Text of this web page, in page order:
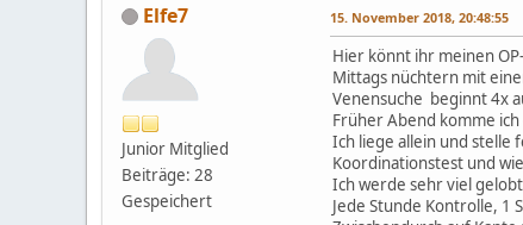
Elfe7
Junior Mitglied
Beiträge: 28
Gespeichert
15. November 2018, 20:48:55
Hier könnt ihr meinen
Mittags nüchtern mit
Venensuche beginnt 4x
Früher Abend komme
Ich liege allein und stelle
Koordinationstest und
Ich werde sehr viel
Jede Stunde Kontrolle, 1